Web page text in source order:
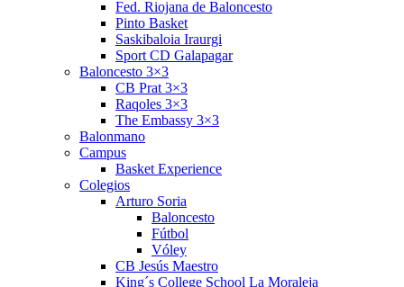
Fed. Riojana de Baloncesto
Pinto Basket
Saskibaloia Iraurgi
Sport CD Galapagar
Baloncesto 3×3
CB Prat 3×3
Raqoles 3×3
The Embassy 3×3
Balonmano
Campus
Basket Experience
Colegios
Arturo Soria
Baloncesto
Fútbol
Vóley
CB Jesús Maestro
King´s College School La Moraleja